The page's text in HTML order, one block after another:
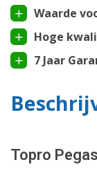
Waarde
Hoge
7 Jaar
Topro